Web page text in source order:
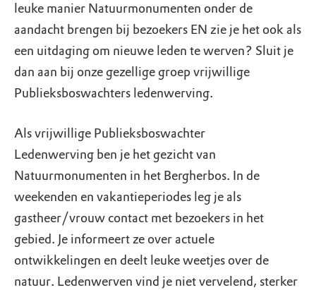
leuke manier Natuurmonumenten onder de
aandacht brengen bij bezoekers EN zie je het ook als
een uitdaging om nieuwe leden te werven? Sluit je
dan aan bij onze gezellige groep vrijwillige
Publieksboswachters ledenwerving.
Als vrijwillige Publieksboswachter
Ledenwerving ben je het gezicht van
Natuurmonumenten in het Bergherbos. In de
weekenden en vakantieperiodes leg je als
gastheer/vrouw contact met bezoekers in het
gebied. Je informeert ze over actuele
ontwikkelingen en deelt leuke weetjes over de
natuur. Ledenwerven vind je niet vervelend, sterker